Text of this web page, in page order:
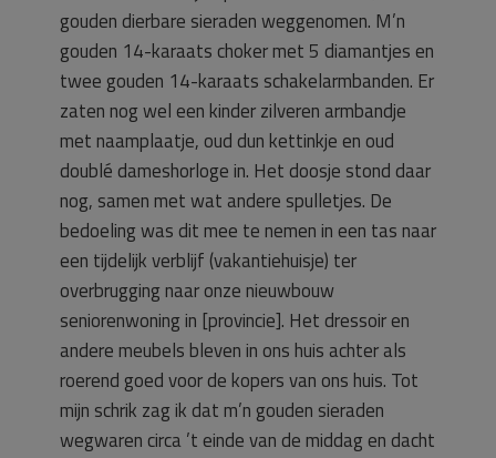
gouden dierbare sieraden weggenomen. M’n
gouden 14-karaats choker met 5 diamantjes en
twee gouden 14-karaats schakelarmbanden. Er
zaten nog wel een kinder zilveren armbandje
met naamplaatje, oud dun kettinkje en oud
doublé dameshorloge in. Het doosje stond daar
nog, samen met wat andere spulletjes. De
bedoeling was dit mee te nemen in een tas naar
een tijdelijk verblijf (vakantiehuisje) ter
overbrugging naar onze nieuwbouw
seniorenwoning in [provincie]. Het dressoir en
andere meubels bleven in ons huis achter als
roerend goed voor de kopers van ons huis. Tot
mijn schrik zag ik dat m’n gouden sieraden
wegwaren circa ’t einde van de middag en dacht